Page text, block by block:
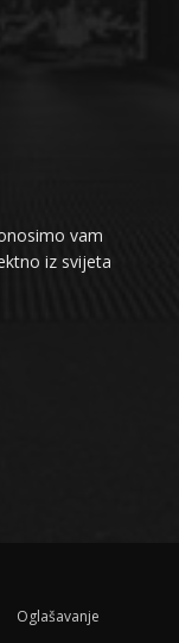
vam
iz svijeta
Oglašavanje